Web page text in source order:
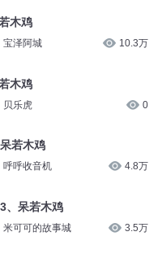
木鸡
宝泽阿城 10.3万
木鸡
贝乐虎 0
若木鸡
呼呼收音机 4.8万
、呆若木鸡
米可可的故事城 3.5万